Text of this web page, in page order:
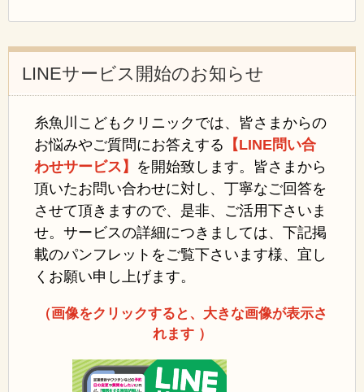
LINEサービス開始のお知らせ
糸魚川こどもクリニックでは、皆さまからの
お悩みやご質問にお答えする
【LINE問い合
わせサービス】 を開始致します。 皆さまから
頂いたお問い合わせに対し、丁寧なご回答を
させて頂きますので、是非、ご活用下さいま
せ。サービスの詳細につきましては、下記掲
載のパンフレットをご覧下さいます様、宜し
くお願い申し上げます。
（画像をクリックすると、大きな画像が表示さ
れます ）